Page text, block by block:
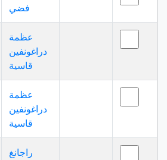
فضي
عظمة
دراغونفين
قاسية
عظمة
دراغونفين
قاسية
راجانغ